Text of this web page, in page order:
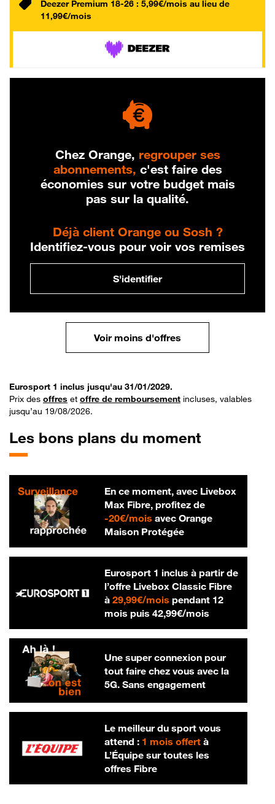
Deezer Premium 18-26 : 5,99€/mois au lieu de
11,99€/mois
Chez Orange, regrouper ses
abonnements, c'est faire des
économies sur votre budget mais
pas sur la qualité.
Déjà client Orange ou Sosh ?
Identifiez-vous pour voir vos remises
S'identifier
Voir moins d'offres
Eurosport 1 inclus jusqu'au 31/01/2029.
Prix des offres et offre de remboursement incluses, valables
jusqu’au 19/08/2026.
Les bons plans du moment
En ce moment, avec Livebox
Max Fibre, profitez de
-20€/mois20 € par mois
avec Orange
Maison Protégée
Eurosport 1 inclus à partir de
l’offre Livebox Classic Fibre
à 29,99€/mois29,99 € par mois
pendant 12
mois puis 42,99€/mois42,99 € par
Une super connexion pour
tout faire chez vous avec la
5G. Sans engagement
Le meilleur du sport vous
attend : 1 mois offertà
L’Équipe sur toutes les
offres Fibre